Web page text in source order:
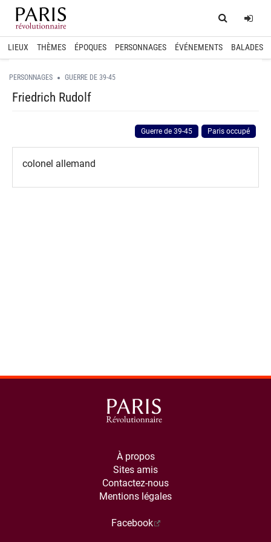
Home
LIEUX THÈMES ÉPOQUES PERSONNAGES ÉVÉNEMENTS BALADES
PERSONNAGES GUERRE DE 39-45
Friedrich Rudolf
Guerre de 39-45 Paris occupé
colonel allemand
À propos
Sites amis
Contactez-nous
Mentions légales
Facebook